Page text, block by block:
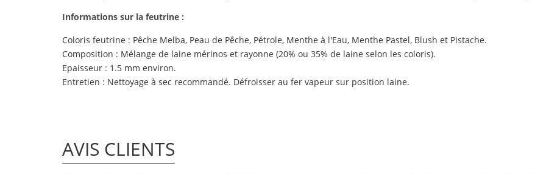
Informations sur la feutrine :
Coloris feutrine : Pêche Melba, Peau de Pêche, Pétrole, Menthe à l'Eau, Menthe Pastel, Blush et Pistache.
Composition : Mélange de laine mérinos et rayonne (20% ou 35% de laine selon les coloris).
Epaisseur : 1.5 mm environ.
Entretien : Nettoyage à sec recommandé. Défroisser au fer vapeur sur position laine.
AVIS CLIENTS